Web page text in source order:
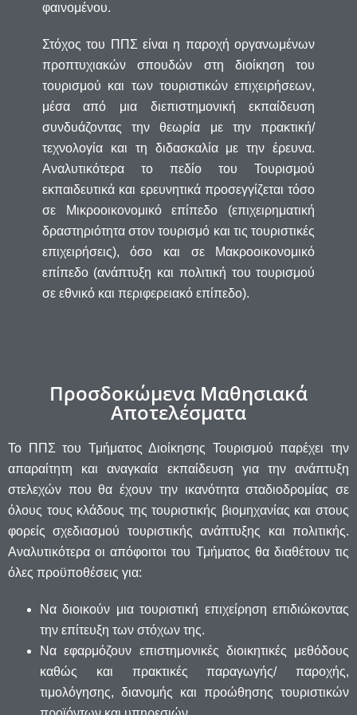
φαινομένου.
Στόχος του ΠΠΣ είναι η παροχή οργανωμένων
προπτυχιακών σπουδών στη διοίκηση του
τουρισμού και των τουριστικών επιχειρήσεων,
μέσα από μια διεπιστημονική εκπαίδευση
συνδυάζοντας την θεωρία με την πρακτική/
τεχνολογία και τη διδασκαλία με την έρευνα.
Αναλυτικότερα το πεδίο του Τουρισμού
εκπαιδευτικά και ερευνητικά προσεγγίζεται τόσο
σε Μικροοικονομικό επίπεδο (επιχειρηματική
δραστηριότητα στον τουρισμό και τις τουριστικές
επιχειρήσεις), όσο και σε Μακροοικονομικό
επίπεδο (ανάπτυξη και πολιτική του τουρισμού
σε εθνικό και περιφερειακό επίπεδο).
Προσδοκώμενα Μαθησιακά
Αποτελέσματα
Το ΠΠΣ του Τμήματος Διοίκησης Τουρισμού παρέχει την
απαραίτητη και αναγκαία εκπαίδευση για την ανάπτυξη
στελεχών που θα έχουν την ικανότητα σταδιοδρομίας σε
όλους τους κλάδους της τουριστικής βιομηχανίας και στους
φορείς σχεδιασμού τουριστικής ανάπτυξης και πολιτικής.
Αναλυτικότερα οι απόφοιτοι του Τμήματος θα διαθέτουν τις
όλες προϋποθέσεις για:
Να διοικούν μια τουριστική επιχείρηση επιδιώκοντας
την επίτευξη των στόχων της.
Να εφαρμόζουν επιστημονικές διοικητικές μεθόδους
καθώς και πρακτικές παραγωγής/ παροχής,
τιμολόγησης, διανομής και προώθησης τουριστικών